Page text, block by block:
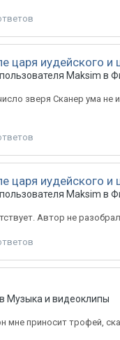
царя иудейского и
Maksim в
зверя Сканер ума
царя иудейского и
Maksim в
Автор не
Музыка и видеоклипы
мне приносит трофей,